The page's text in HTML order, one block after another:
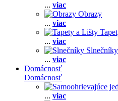
... viac
Obrazy
... viac
... viac
Slnečníky
... viac
Domácnosť
Domácnosť
... viac